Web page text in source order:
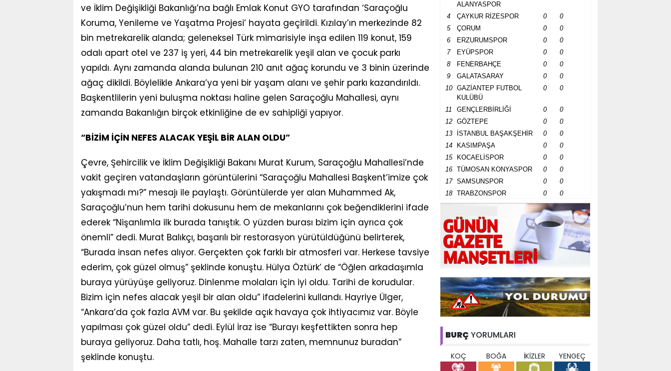
ve İklim Değişikliği Bakanlığı’na bağlı Emlak Konut GYO tarafından ‘Saraçoğlu
Koruma, Yenileme ve Yaşatma Projesi’ hayata geçirildi. Kızılay’ın merkezinde 82
bin metrekarelik alanda; geleneksel Türk mimarisiyle inşa edilen 119 konut, 159
odalı apart otel ve 237 iş yeri, 44 bin metrekarelik yeşil alan ve çocuk parkı
yapıldı. Aynı zamanda alanda bulunan 210 anıt ağaç korundu ve 3 binin üzerinde
ağaç dikildi. Böylelikle Ankara’ya yeni bir yaşam alanı ve şehir parkı kazandırıldı.
Başkentlilerin yeni buluşma noktası haline gelen Saraçoğlu Mahallesi, aynı
zamanda Bakanlığın birçok etkinliğine de ev sahipliği yapıyor.
“BİZİM İÇİN NEFES ALACAK YEŞİL BİR ALAN OLDU”
Çevre, Şehircilik ve İklim Değişikliği Bakanı Murat Kurum, Saraçoğlu Mahallesi’nde
vakit geçiren vatandaşların görüntülerini “Saraçoğlu Mahallesi Başkent’imize çok
yakışmadı mı?” mesajı ile paylaştı. Görüntülerde yer alan Muhammed Ak,
Saraçoğlu’nun hem tarihi dokusunu hem de mekanlarını çok beğendiklerini ifade
ederek “Nişanlımla ilk burada tanıştık. O yüzden burası bizim için ayrıca çok
önemli” dedi. Murat Balıkçı, başarılı bir restorasyon yürütüldüğünü belirterek,
“Burada insan nefes alıyor. Gerçekten çok farklı bir atmosferi var. Herkese tavsiye
ederim, çok güzel olmuş” şeklinde konuştu. Hülya Öztürk’ de “Öğlen arkadaşımla
buraya yürüyüşe geliyoruz. Dinlenme molaları için iyi oldu. Tarihi de korudular.
Bizim için nefes alacak yeşil bir alan oldu” ifadelerini kullandı. Hayriye Ülger,
“Ankara’da çok fazla AVM var. Bu şekilde açık havaya çok ihtiyacımız var. Böyle
yapılması çok güzel oldu” dedi. Eylül İraz ise “Burayı keşfettikten sonra hep
buraya geliyoruz. Daha tatlı, hoş. Mahalle tarzı zaten, memnunuz buradan”
şeklinde konuştu.
ALANYASPOR
4 ÇAYKUR RİZESPOR 0
0
5
ÇORUM 0
0
6
ERZURUMSPOR 0
0
7
EYÜPSPOR 0
0
8
FENERBAHÇE 0
0
9
GALATASARAY 0
0
10
GAZİANTEP FUTBOL
KULÜBÜ
0 0
11 GENÇLERBİRLİĞİ 0
0
12
GÖZTEPE 0
0
13
İSTANBUL BAŞAKŞEHİR 0
0
14
KASIMPAŞA 0
0
15
KOCAELİSPOR 0
0
16
TÜMOSAN KONYASPOR 0
0
17
SAMSUNSPOR 0
0
18
TRABZONSPOR 0 0
BURÇ YORUMLARI
KOÇ BOĞA İKİZLER YENGEÇ